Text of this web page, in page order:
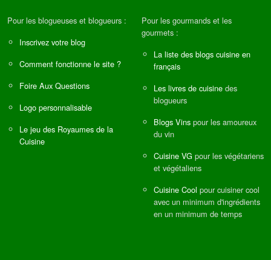
Pour les blogueuses et blogueurs :
Inscrivez votre blog
Comment fonctionne le site ?
Foire Aux Questions
Logo personnalisable
Le jeu des Royaumes de la
Cuisine
Pour les gourmands et les
gourmets :
La liste des blogs cuisine en
français
Les livres de cuisine des
blogueurs
Blogs Vins pour les amoureux
du vin
Cuisine VG pour les végétariens
et végétaliens
Cuisine Cool pour cuisiner cool
avec un minimum d'ingrédients
en un minimum de temps